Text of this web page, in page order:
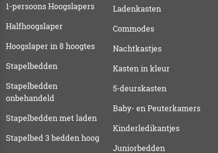
1-persoons Hoogslapers
Halfhoogslaper
Hoogslaper in 8 hoogtes
Stapelbedden
Stapelbedden
onbehandeld
Stapelbedden met laden
Stapelbed 3 bedden hoog
Ladenkasten
Commodes
Nachtkastjes
Kasten in kleur
5-deurskasten
Baby- en Peuterkamers
Kinderledikantjes
Juniorbedden